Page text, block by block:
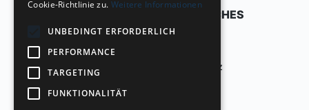
Kontakt
RECHTLICHES
Datenschutz
Cookie-Richtlinie zu. Weitere Informationen
UNBEDINGT ERFORDERLICH
PERFORMANCE
TARGETING
FUNKTIONALITÄT